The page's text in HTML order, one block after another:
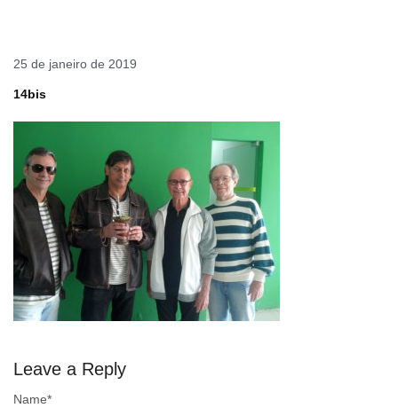
25 de janeiro de 2019
14bis
Leave a Reply
Name*